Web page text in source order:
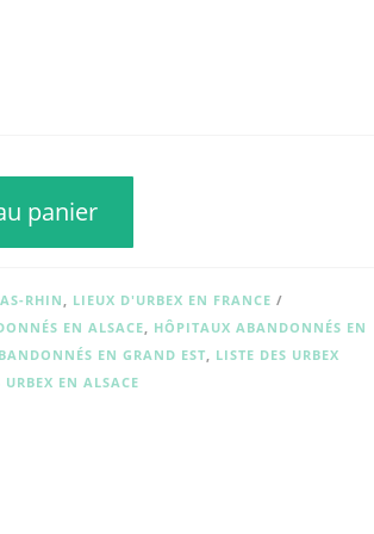
panier
RHIN
LIEUX D'URBEX EN FRANCE
EN ALSACE
HÔPITAUX ABANDONNÉS EN
EN GRAND EST
LISTE DES URBEX
URBEX EN ALSACE